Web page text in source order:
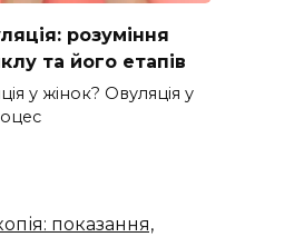
розуміння
та його етапів
у жінок? Овуляція у
показання,